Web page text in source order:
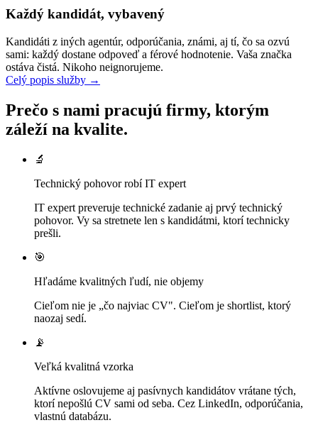
Každý kandidát, vybavený
Kandidáti z iných agentúr, odporúčania, známi, aj tí, čo sa ozvú
sami: každý dostane odpoveď a férové hodnotenie. Vaša značka
ostáva čistá. Nikoho neignorujeme.
Celý popis služby →
Prečo s nami pracujú firmy, ktorým
záleží na kvalite.
🔬
Technický pohovor robí IT expert
IT expert preveruje technické zadanie aj prvý technický
pohovor. Vy sa stretnete len s kandidátmi, ktorí technicky
prešli.
🎯
Hľadáme kvalitných ľudí, nie objemy
Cieľom nie je „čo najviac CV". Cieľom je shortlist, ktorý
naozaj sedí.
📡
Veľká kvalitná vzorka
Aktívne oslovujeme aj pasívnych kandidátov vrátane tých,
ktorí nepošlú CV sami od seba. Cez LinkedIn, odporúčania,
vlastnú databázu.